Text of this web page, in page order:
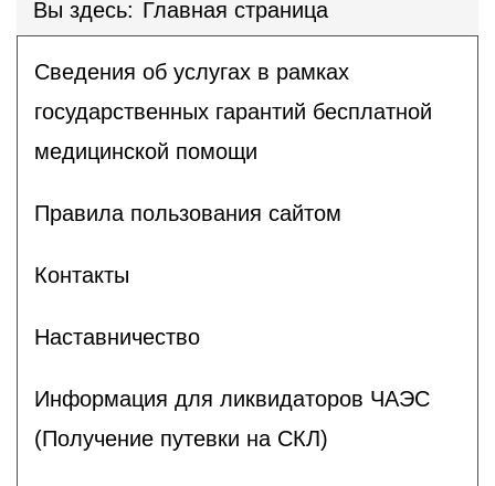
Вы здесь: Главная страница
Сведения об услугах в рамках
государственных гарантий бесплатной
медицинской помощи
Правила пользования сайтом
Контакты
Наставничество
Информация для ликвидаторов ЧАЭС
(Получение путевки на СКЛ)